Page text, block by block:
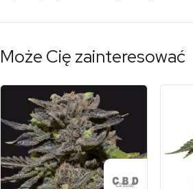
Może Cię zainteresować